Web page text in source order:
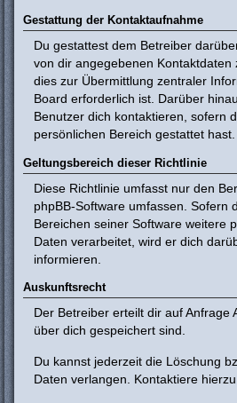
Gestattung der Kontaktaufnahme
Du gestattest dem Betreiber
von dir angegebenen Kontaktdaten
dies zur Übermittlung zentraler
Board erforderlich ist. Darüber
Benutzer dich kontaktieren, sofern
persönlichen Bereich gestattet hast.
Geltungsbereich dieser Richtlinie
Diese Richtlinie umfasst nur den
phpBB-Software umfassen. Sofern
Bereichen seiner Software weitere
Daten verarbeitet, wird er dich
informieren.
Auskunftsrecht
Der Betreiber erteilt dir auf Anfrage
über dich gespeichert sind.
Du kannst jederzeit die Löschung
Daten verlangen. Kontaktiere